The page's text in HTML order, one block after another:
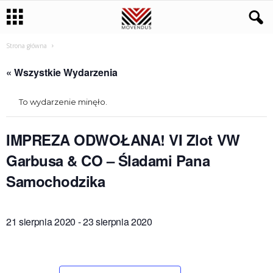
Strona główna
« Wszystkie Wydarzenia
To wydarzenie minęło.
IMPREZA ODWOŁANA! VI Zlot VW
Garbusa & CO – Śladami Pana
Samochodzika
21 sierpnia 2020 -23 sierpnia 2020